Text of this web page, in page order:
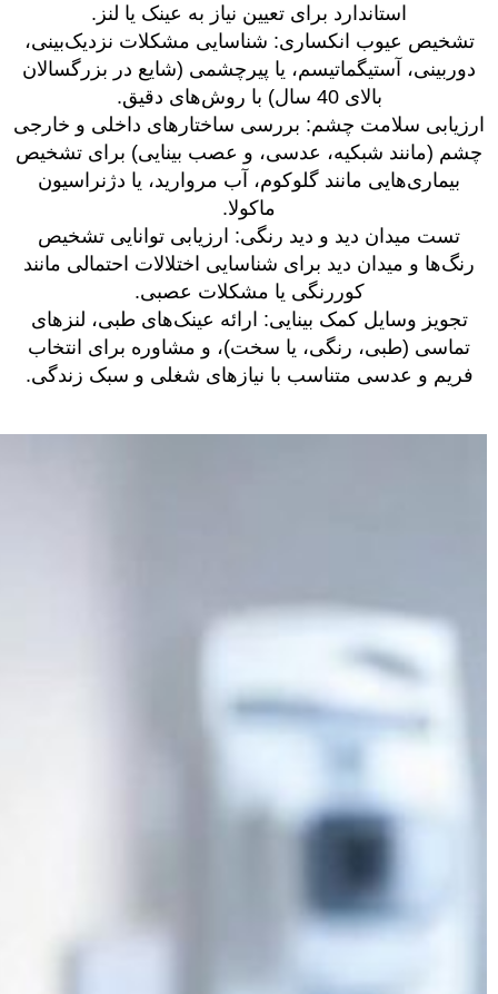
استاندارد برای تعیین نیاز به عینک یا لنز.
تشخیص عیوب انکساری: شناسایی مشکلات نزدیک‌بینی،
دوربینی، آستیگماتیسم، یا پیرچشمی (شایع در بزرگسالان
بالای 40 سال) با روش‌های دقیق.
ارزیابی سلامت چشم: بررسی ساختارهای داخلی و خارجی
چشم (مانند شبکیه، عدسی، و عصب بینایی) برای تشخیص
بیماری‌هایی مانند گلوکوم، آب مروارید، یا دژنراسیون
ماکولا.
تست میدان دید و دید رنگی: ارزیابی توانایی تشخیص
رنگ‌ها و میدان دید برای شناسایی اختلالات احتمالی مانند
کوررنگی یا مشکلات عصبی.
تجویز وسایل کمک بینایی: ارائه عینک‌های طبی، لنزهای
تماسی (طبی، رنگی، یا سخت)، و مشاوره برای انتخاب
فریم و عدسی متناسب با نیازهای شغلی و سبک زندگی.